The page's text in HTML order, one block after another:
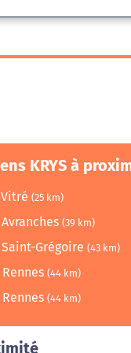
KRYS à
(25 km)
(39 km)
Grégoire (43 km)
(44 km)
(44 km)